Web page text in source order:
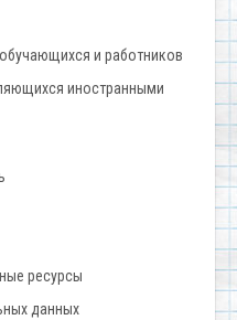
и работников
иностранными
ресурсы
данных